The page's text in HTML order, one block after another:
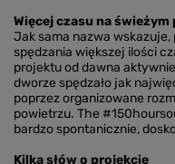
Więcej czasu na
Jak sama nazwa
spędzania większej ilości
projektu od dawna
dworze spędzało jak
poprzez organizowane
powietrzu. The
bardzo spontanicznie,
Kilka słów o projekcie